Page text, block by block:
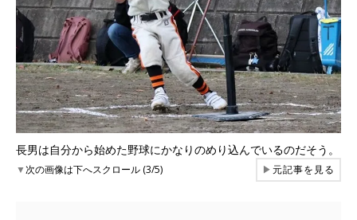
長男は自分から始めた野球にかなりのめり込んでいるのだそう。
▼次の画像は下へスクロール (3/5) ▶元記事を見る